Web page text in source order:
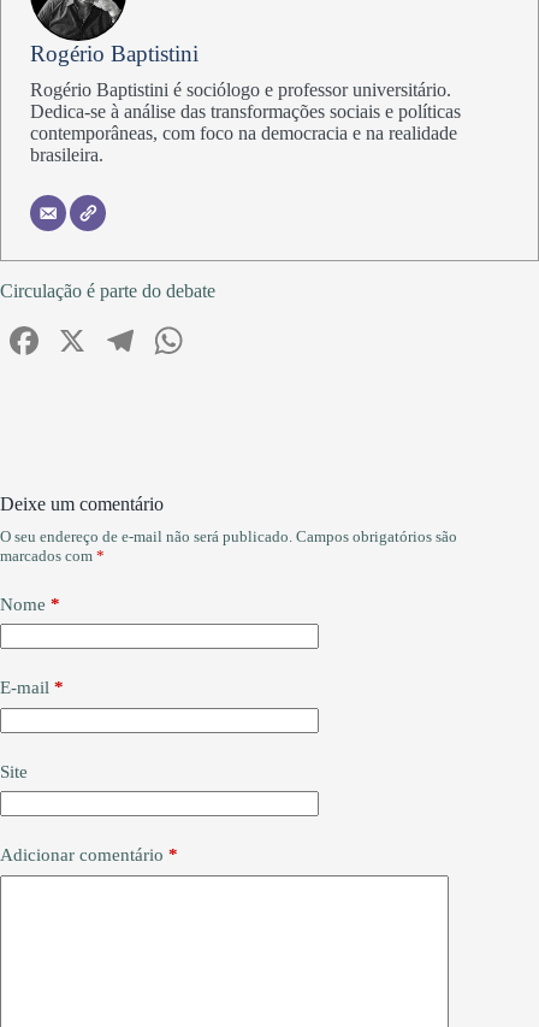
Rogério Baptistini
Rogério Baptistini é sociólogo e professor universitário.
Dedica-se à análise das transformações sociais e políticas
contemporâneas, com foco na democracia e na realidade
brasileira.
Circulação é parte do debate
Fa X
Te
m
Deixe um comentário
O seu endereço de e-mail não será publicado. Campos obrigatórios são
marcados com *
Nome *
E-mail *
Site
Adicionar comentário *